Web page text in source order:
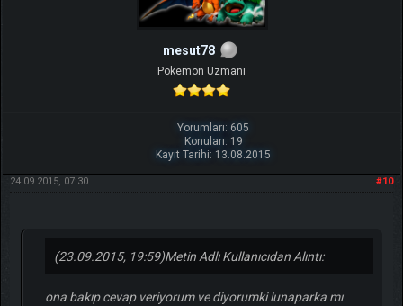
mesut78
Pokemon Uzmanı
Yorumları: 605
Konuları: 19
Kayıt Tarihi: 13.08.2015
#10
24.09.2015, 07:30
(23.09.2015, 19:59)Metin Adlı Kullanıcıdan Alıntı:
ona bakıp cevap veriyorum ve diyorumki lunaparka mı